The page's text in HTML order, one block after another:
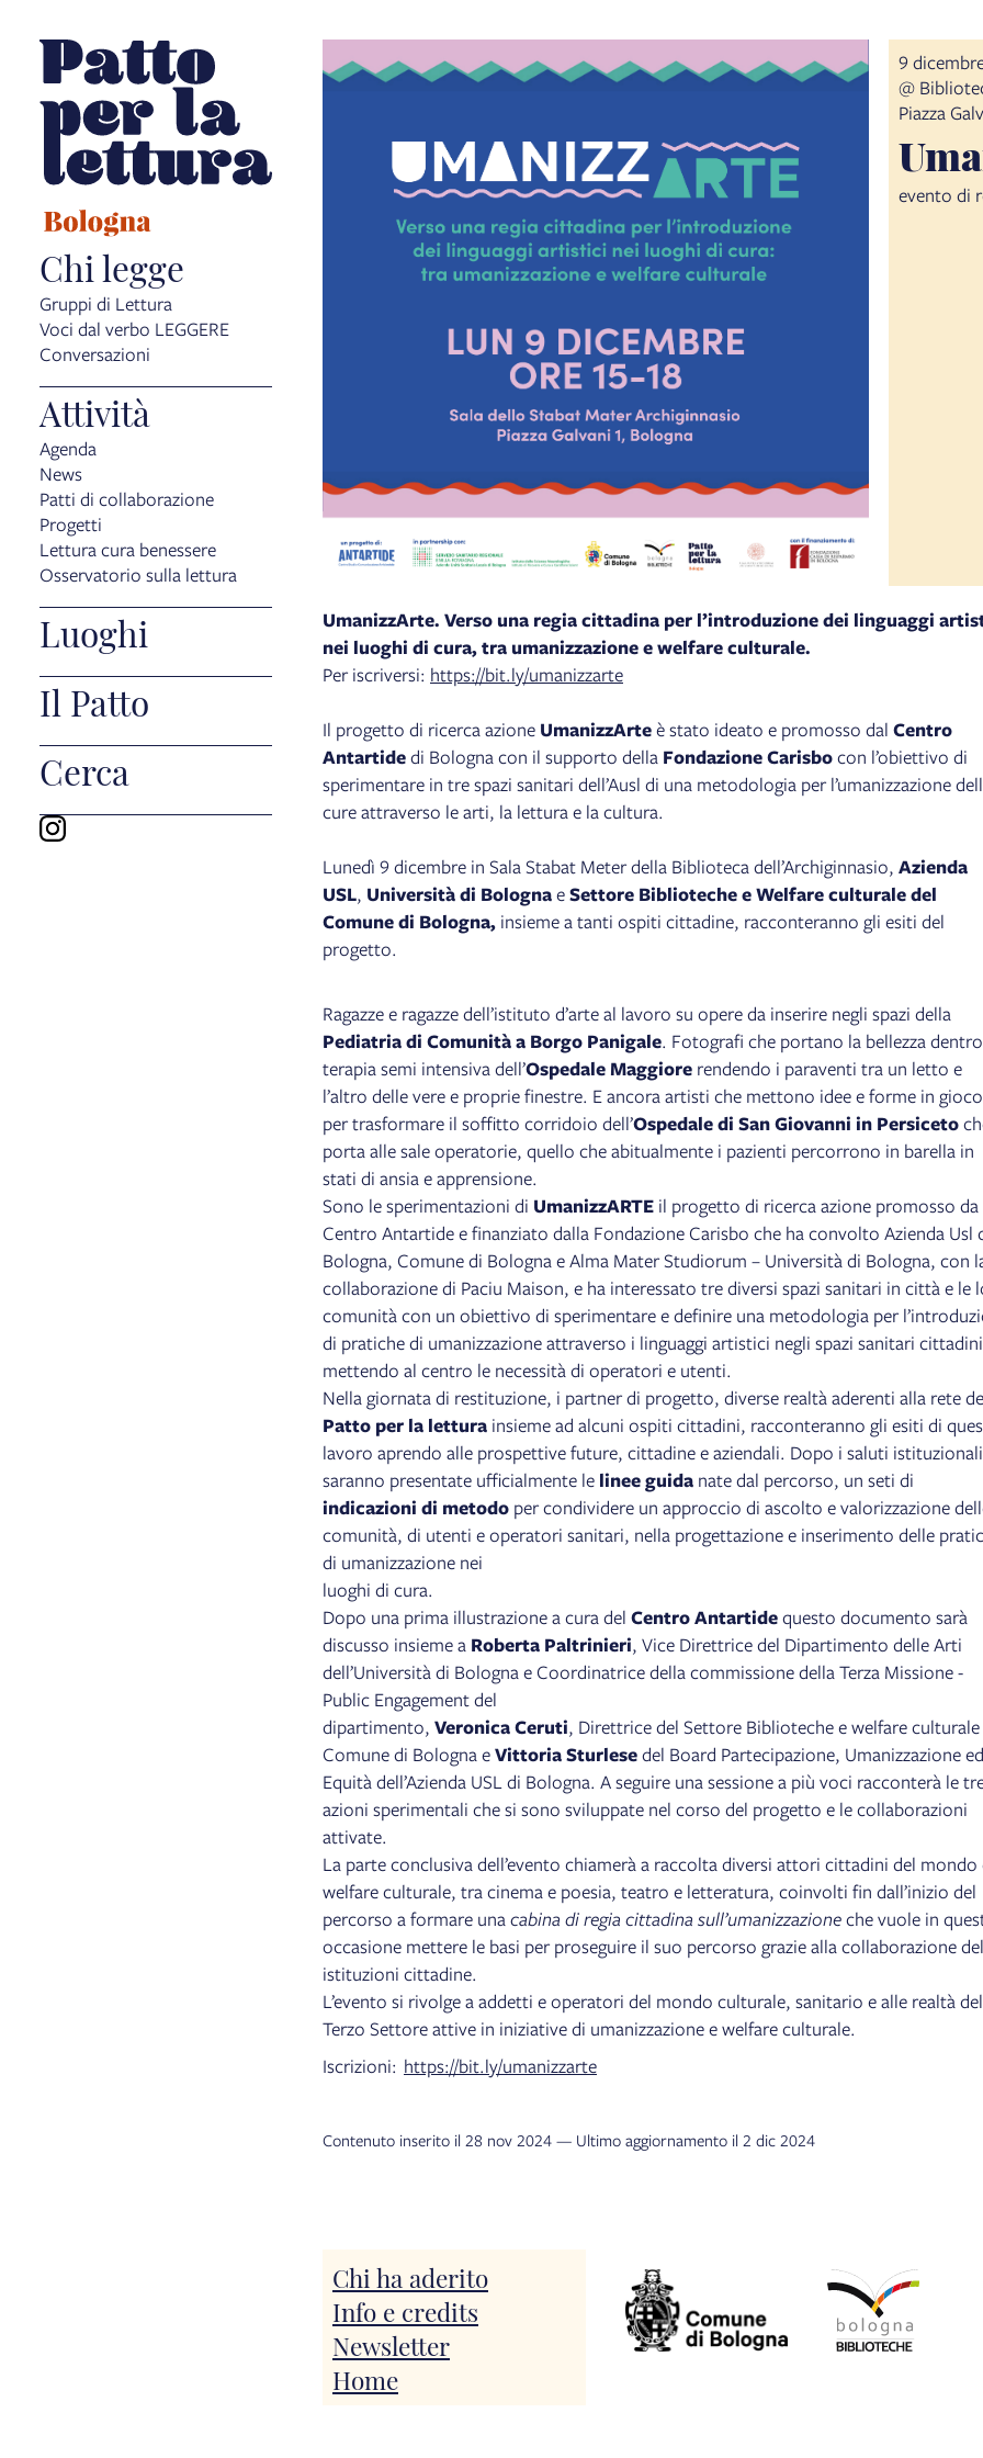
Chi legge
Gruppi di Lettura
Voci dal verbo LEGGERE
Conversazioni
Attività
Agenda
News
Patti di collaborazione
Progetti
Lettura cura benessere
Osservatorio sulla lettura
Luoghi
Il Patto
Cerca
9
@
Piazza
evento di
UmanizzArte. Verso una regia cittadina per l’introduzione dei linguaggi
nei luoghi di cura, tra umanizzazione e welfare culturale.
Per iscriversi: https://bit.ly/umanizzarte
Il progetto di ricerca azione UmanizzArteè stato ideato e promosso dal Centro
Antartidedi Bologna con il supporto della Fondazione Carisbocon l’obiettivo di
sperimentare in tre spazi sanitari dell’Ausl di una metodologia per l’umanizzazione
cure attraverso le arti, la lettura e la cultura.
Lunedì 9 dicembre in Sala Stabat Meter della Biblioteca dell’Archiginnasio, Azienda
USL, Università di BolognaeSettore Biblioteche e Welfare culturale del
Comune di Bologna, insieme a tanti ospiti cittadine, racconteranno gli esiti del
progetto.
Ragazze e ragazze dell’istituto d’arte al lavoro su opere da inserire negli spazi della
Pediatria di Comunità a Borgo Panigale. Fotografi che portano la bellezza
terapia semi intensiva dell’Ospedale Maggiore rendendo i paraventi tra un letto e
l’altro delle vere e proprie finestre. E ancora artisti che mettono idee e forme in gioco
per trasformare il soffitto corridoio dell’Ospedale di San Giovanni in Persiceto
porta alle sale operatorie, quello che abitualmente i pazienti percorrono in barella in
stati di ansia e apprensione.
Sono le sperimentazioni di UmanizzARTE il progetto di ricerca azione promosso da
Centro Antartide e finanziato dalla Fondazione Carisbo che ha convolto Azienda Usl
Bologna, Comune di Bologna e Alma Mater Studiorum – Università di Bologna, con
collaborazione di Paciu Maison, e ha interessato tre diversi spazi sanitari in città e le
comunità con un obiettivo di sperimentare e definire una metodologia per
di pratiche di umanizzazione attraverso i linguaggi artistici negli spazi sanitari
mettendo al centro le necessità di operatori e utenti.
Nella giornata di restituzione, i partner di progetto, diverse realtà aderenti alla rete
Patto per la lettura insieme ad alcuni ospiti cittadini, racconteranno gli esiti di
lavoro aprendo alle prospettive future, cittadine e aziendali. Dopo i saluti istituzionali
saranno presentate ufficialmente le linee guida nate dal percorso, un seti di
indicazioni di metodo per condividere un approccio di ascolto e valorizzazione
comunità, di utenti e operatori sanitari, nella progettazione e inserimento delle
di umanizzazione nei
luoghi di cura.
Dopo una prima illustrazione a cura del Centro Antartidequesto documento sarà
discusso insieme a Roberta Paltrinieri, Vice Direttrice del Dipartimento delle Arti
dell’Università di Bologna e Coordinatrice della commissione della Terza Missione -
Public Engagement del
dipartimento, Veronica Ceruti, Direttrice del Settore Biblioteche e welfare culturale
Comune di Bologna eVittoria Sturlesedel Board Partecipazione, Umanizzazione ed
Equità dell’Azienda USL di Bologna. A seguire una sessione a più voci racconterà le
azioni sperimentali che si sono sviluppate nel corso del progetto e le collaborazioni
attivate.
La parte conclusiva dell’evento chiamerà a raccolta diversi attori cittadini del mondo
welfare culturale, tra cinema e poesia, teatro e letteratura, coinvolti fin dall’inizio del
percorso a formare unacabina di regia cittadina sull’umanizzazioneche vuole in
occasione mettere le basi per proseguire il suo percorso grazie alla collaborazione
istituzioni cittadine.
L’evento si rivolge a addetti e operatori del mondo culturale, sanitario e alle realtà del
Terzo Settore attive in iniziative di umanizzazione e welfare culturale.
Iscrizioni: https://bit.ly/umanizzarte
Contenuto inserito il 28 nov 2024 — Ultimo aggiornamento il 2 dic 2024
Chi ha aderito
Info e credits
Newsletter
Home